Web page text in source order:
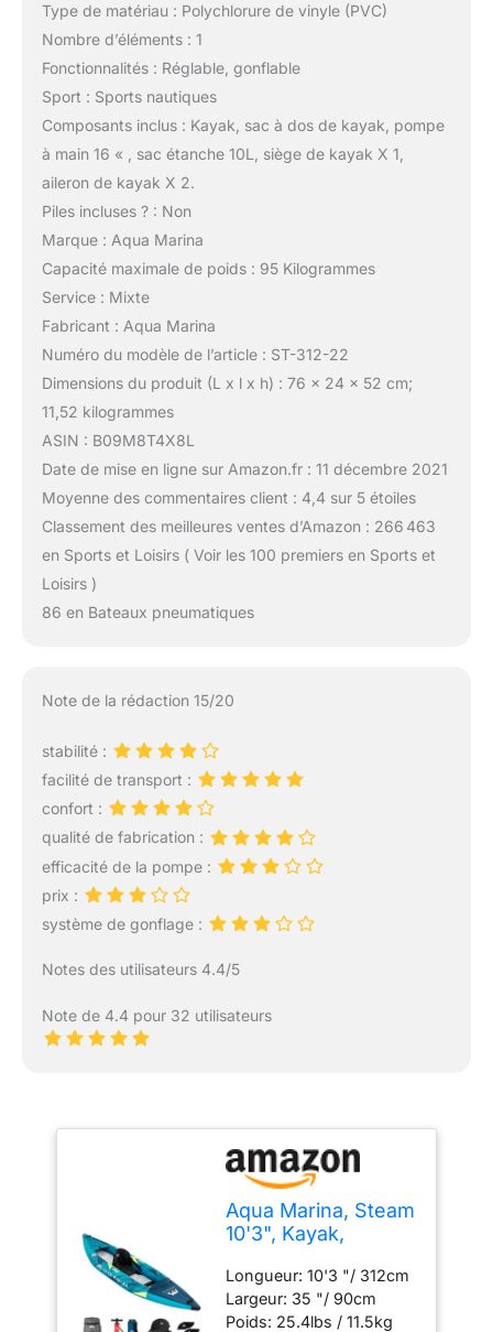
Type de matériau : Polychlorure de vinyle (PVC)
Nombre d’éléments : 1
Fonctionnalités : Réglable, gonflable
Sport : Sports nautiques
Composants inclus : Kayak, sac à dos de kayak, pompe
à main 16 « , sac étanche 10L, siège de kayak X 1,
aileron de kayak X 2.
Piles incluses ? : Non
Marque : Aqua Marina
Capacité maximale de poids : 95 Kilogrammes
Service : Mixte
Fabricant : Aqua Marina
Numéro du modèle de l’article : ST-312-22
Dimensions du produit (L x l x h) : 76 x 24 x 52 cm;
11,52 kilogrammes
ASIN : B09M8T4X8L
Date de mise en ligne sur Amazon.fr : 11 décembre 2021
Moyenne des commentaires client : 4,4 sur 5 étoiles
Classement des meilleures ventes d’Amazon : 266 463
en Sports et Loisirs ( Voir les 100 premiers en Sports et
Loisirs )
86 en Bateaux pneumatiques
Note de la rédaction 15/20
stabilité :
facilité de transport :
confort :
qualité de fabrication :
efficacité de la pompe :
prix :
système de gonflage :
Notes des utilisateurs 4.4/5
Note de 4.4 pour 32 utilisateurs
Aqua Marina, Steam
10'3", Kayak,
Adultes Unisexes
Longueur: 10'3 "/ 312cm
Largeur: 35 "/ 90cm
Poids: 25.4lbs / 11.5kg